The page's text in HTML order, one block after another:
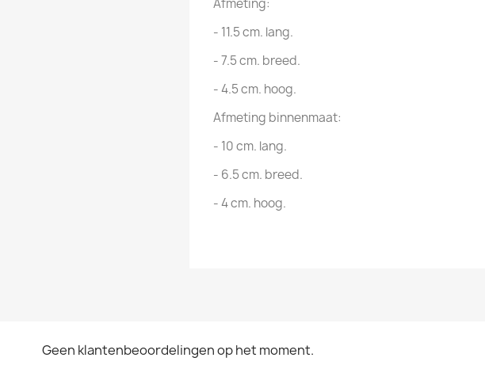
Afmeting:
- 11.5 cm. lang.
- 7.5 cm. breed.
- 4.5 cm. hoog.
Afmeting binnenmaat:
- 10 cm. lang.
- 6.5 cm. breed.
- 4 cm. hoog.
Geen klantenbeoordelingen op het moment.